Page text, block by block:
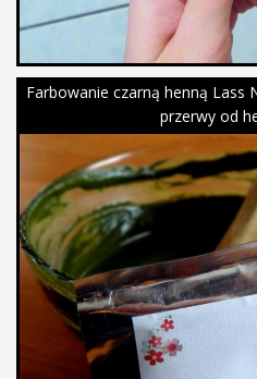
Farbowanie czarną henną Lass
przerwy od